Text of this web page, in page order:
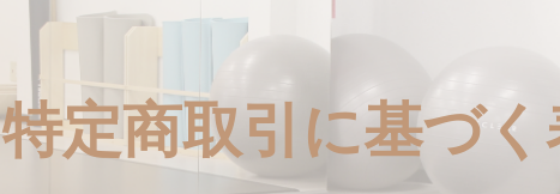
特定商取引に基づく